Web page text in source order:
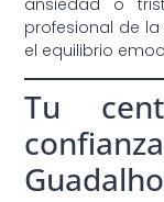
profesional de
el equilibrio
Tu